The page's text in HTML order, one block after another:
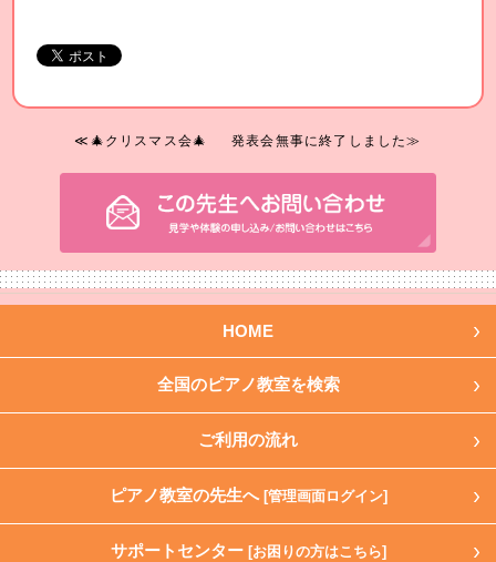
≪🎄クリスマス会🎄 発表会無事に終了しました≫
HOME
全国のピアノ教室を検索
ご利用の流れ
ピアノ教室の先生へ [管理画面ログイン]
サポートセンター [お困りの方はこちら]